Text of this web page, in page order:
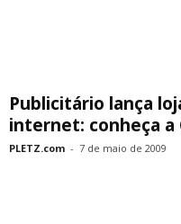
Publicitário lança
internet: conheça a
PLETZ.com - 7 de maio de 2009